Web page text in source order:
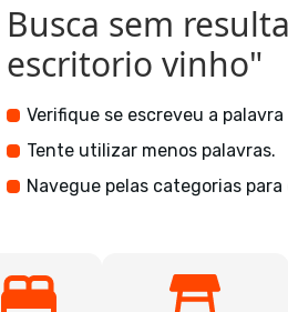
Busca sem
escritorio vinho"
Verifique se escreveu a
Tente utilizar menos palavras.
Navegue pelas categorias